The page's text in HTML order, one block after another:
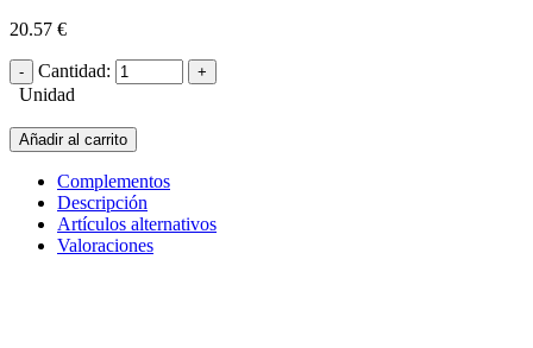
20.57 €
Cantidad:
Unidad
Añadir al carrito
Complementos
Descripción
Artículos alternativos
Valoraciones